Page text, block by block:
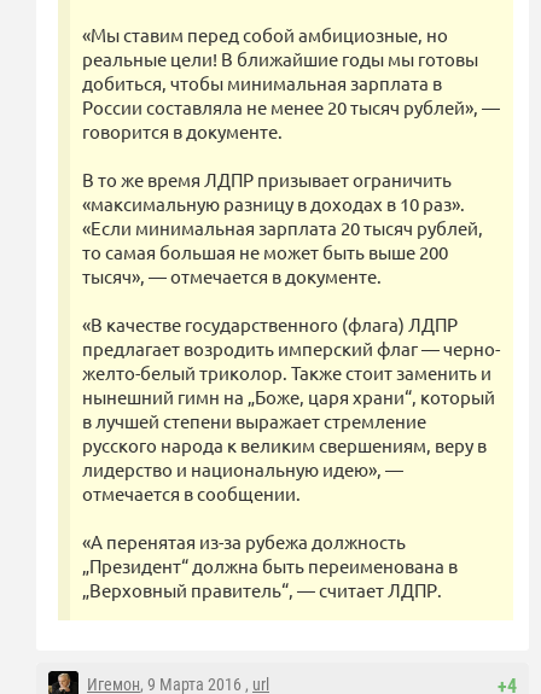
«Мы ставим перед собой амбициозные, но
реальные цели! В ближайшие годы мы готовы
добиться, чтобы минимальная зарплата в
России составляла не менее 20 тысяч рублей», —
говорится в документе.
В то же время ЛДПР призывает ограничить
«максимальную разницу в доходах в 10 раз».
«Если минимальная зарплата 20 тысяч рублей,
то самая большая не может быть выше 200
тысяч», — отмечается в документе.
«В качестве государственного (флага) ЛДПР
предлагает возродить имперский флаг — черно-
желто-белый триколор. Также стоит заменить и
нынешний гимн на „Боже, царя храни“, который
в лучшей степени выражает стремление
русского народа к великим свершениям, веру в
лидерство и национальную идею», —
отмечается в сообщении.
«А перенятая из-за рубежа должность
„Президент“ должна быть переименована в
„Верховный правитель“, — считает ЛДПР.
+4
Игемон, 9 Марта 2016 , url